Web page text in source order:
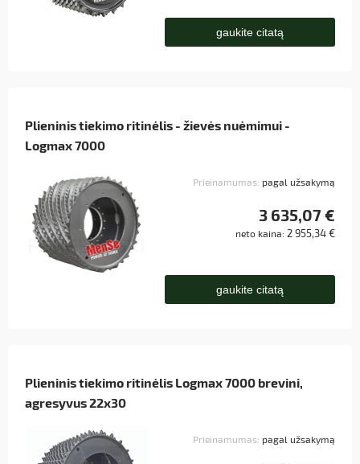
gaukite citatą
Plieninis tiekimo ritinėlis - žievės nuėmimui -
Logmax 7000
Prieinamumas: pagal užsakymą
3 635,07 €
neto kaina: 2 955,34 €
gaukite citatą
Plieninis tiekimo ritinėlis Logmax 7000 brevini,
agresyvus 22x30
Prieinamumas: pagal užsakymą